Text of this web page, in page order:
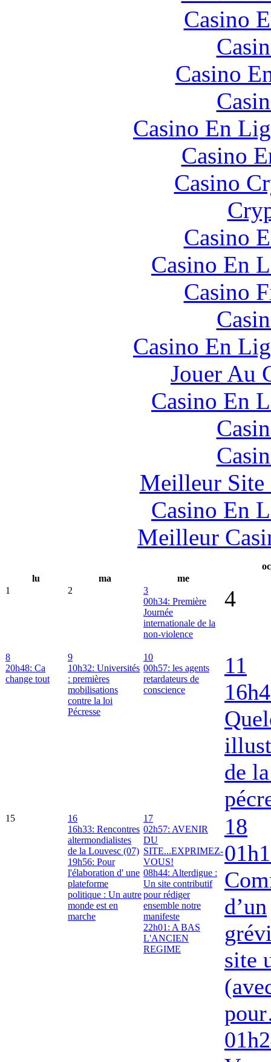
Casino
Casino
Casino En
Casino
Casino
Casino
Casino En
Casino
Casino En
Jouer Au
Casino En
Meilleur Site
Casino En
Meilleur
lu
ma
me
1
2
3
00h34: Première
Journée
internationale de la
non-violence
4
8
20h48: Ca
change tout
9
10h32: Universités
: premières
mobilisations
contre la loi
Pécresse
10
00h57: les agents
retardateurs de
conscience
11
de
15
16
16h33: Rencontres
altermondialistes
de la Louvesc (07)
19h56: Pour
l'élaboration d' une
plateforme
politique : Un autre
monde est en
marche
17
02h57: AVENIR
DU
SITE...EXPRIMEZ-
VOUS!
08h44: Alterdigue :
Un site contributif
pour rédiger
ensemble notre
manifeste
22h01: A BAS
L'ANCIEN
REGIME
18
d’un
site